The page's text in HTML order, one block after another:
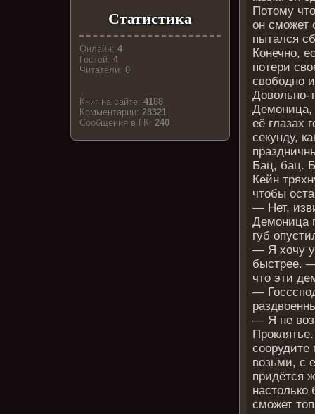
Статистика
Онлайн:4
Гостей:4
Читатели:0
Книг на сайте:4188
Комментарии:28321
Cообщения в ГК:240
Потому
он сможет
пытался
Конечно,
потери
свободно
Довольно-
Демоница,
её глазах
секунду,
Бац, бац.
Кейн
чтобы
— Нет,
Демоница
губ
— Я хочу
быстрее.
что эти
—
— Я не
возьми, с
придётся
настолько
сможет